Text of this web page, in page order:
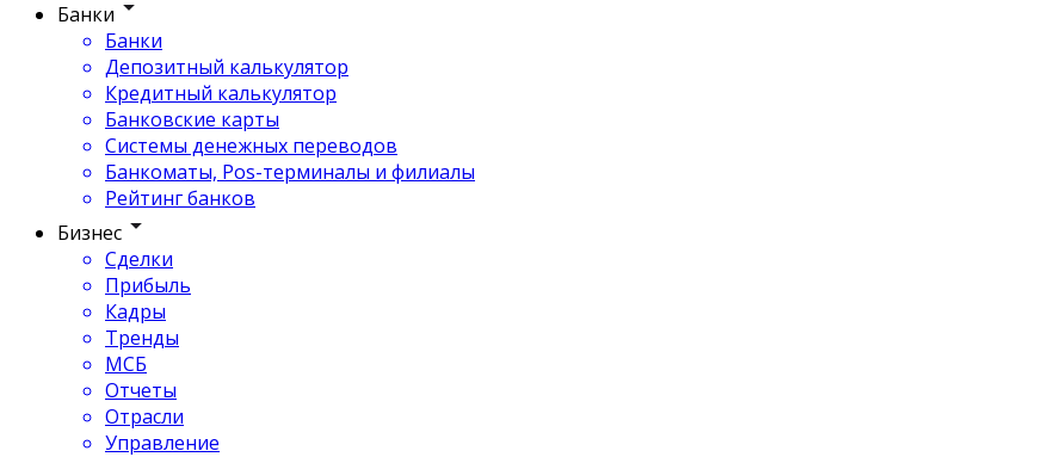
Банки
Банки
Депозитный калькулятор
Кредитный калькулятор
Банковские карты
Системы денежных переводов
Банкоматы, Pos-терминалы и филиалы
Рейтинг банков
Бизнес
Сделки
Прибыль
Кадры
Тренды
МСБ
Отчеты
Отрасли
Управление